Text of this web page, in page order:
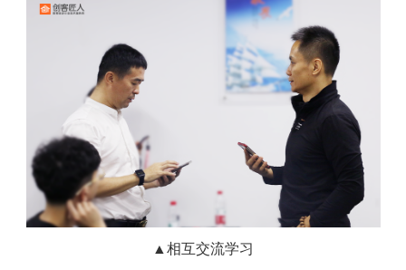
▲相互交流学习